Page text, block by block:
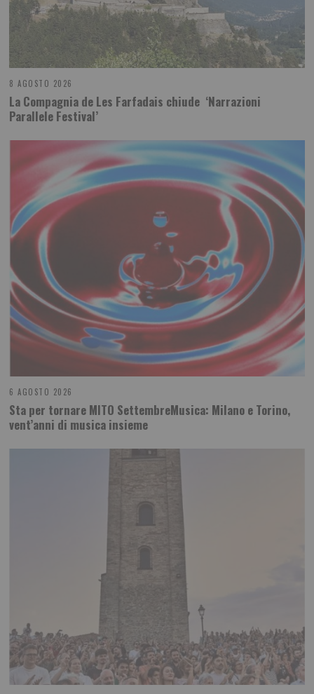
8 AGOSTO 2026
La Compagnia de Les Farfadais chiude ‘Narrazioni
Parallele Festival’
6 AGOSTO 2026
Sta per tornare MITO SettembreMusica: Milano e Torino,
vent’anni di musica insieme